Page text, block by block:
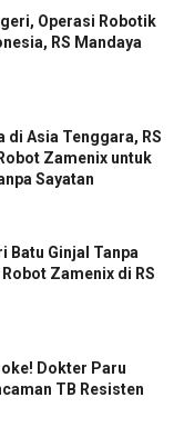
Operasi Robotik
RS Mandaya
di Asia Tenggara, RS
Zamenix untuk
Sayatan
Batu Ginjal Tanpa
Zamenix di RS
Dokter Paru
TB Resisten